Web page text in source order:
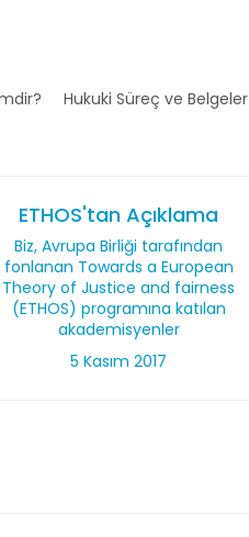
Hukuki Süreç ve Belgeler
ETHOS'tan Açıklama
Biz, Avrupa Birliği tarafından
fonlanan Towards a European
Theory of Justice and fairness
(ETHOS) programına katılan
akademisyenler
5 Kasım 2017